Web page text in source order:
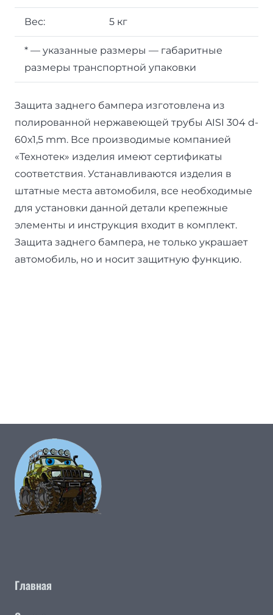
Вес: 5 кг
* — указанные размеры — габаритные
размеры транспортной упаковки
Защита заднего бампера изготовлена из
полированной нержавеющей трубы AISI 304 d-
60х1,5 mm. Все производимые компанией
«Технотек» изделия имеют сертификаты
соответствия. Устанавливаются изделия в
штатные места автомобиля, все необходимые
для установки данной детали крепежные
элементы и инструкция входит в комплект.
Защита заднего бампера, не только украшает
автомобиль, но и носит защитную функцию.
Главная